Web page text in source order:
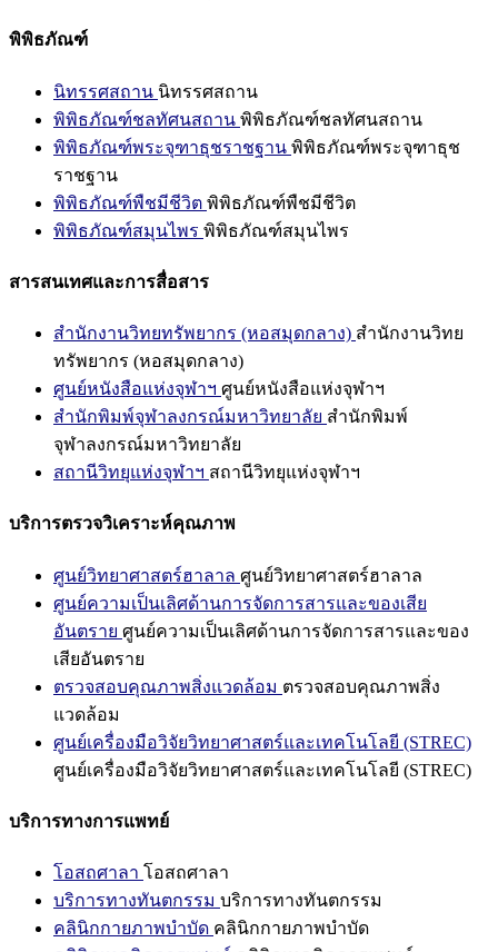
พิพิธภัณฑ์
นิทรรศสถาน นิทรรศสถาน
พิพิธภัณฑ์ชลทัศนสถาน พิพิธภัณฑ์ชลทัศนสถาน
พิพิธภัณฑ์พระจุฑาธุชราชฐาน พิพิธภัณฑ์พระจุฑาธุช
ราชฐาน
พิพิธภัณฑ์พืชมีชีวิต พิพิธภัณฑ์พืชมีชีวิต
พิพิธภัณฑ์สมุนไพร พิพิธภัณฑ์สมุนไพร
สารสนเทศและการสื่อสาร
สำนักงานวิทยทรัพยากร (หอสมุดกลาง) สำนักงานวิทย
ทรัพยากร (หอสมุดกลาง)
ศูนย์หนังสือแห่งจุฬาฯ ศูนย์หนังสือแห่งจุฬาฯ
สำนักพิมพ์จุฬาลงกรณ์มหาวิทยาลัย สำนักพิมพ์
จุฬาลงกรณ์มหาวิทยาลัย
สถานีวิทยุแห่งจุฬาฯ สถานีวิทยุแห่งจุฬาฯ
บริการตรวจวิเคราะห์คุณภาพ
ศูนย์วิทยาศาสตร์ฮาลาล ศูนย์วิทยาศาสตร์ฮาลาล
ศูนย์ความเป็นเลิศด้านการจัดการสารและของเสีย
อันตราย ศูนย์ความเป็นเลิศด้านการจัดการสารและของ
เสียอันตราย
ตรวจสอบคุณภาพสิ่งแวดล้อม ตรวจสอบคุณภาพสิ่ง
แวดล้อม
ศูนย์เครื่องมือวิจัยวิทยาศาสตร์และเทคโนโลยี (STREC)
ศูนย์เครื่องมือวิจัยวิทยาศาสตร์และเทคโนโลยี (STREC)
บริการทางการแพทย์
โอสถศาลา โอสถศาลา
บริการทางทันตกรรม บริการทางทันตกรรม
คลินิกกายภาพบำบัด คลินิกกายภาพบำบัด